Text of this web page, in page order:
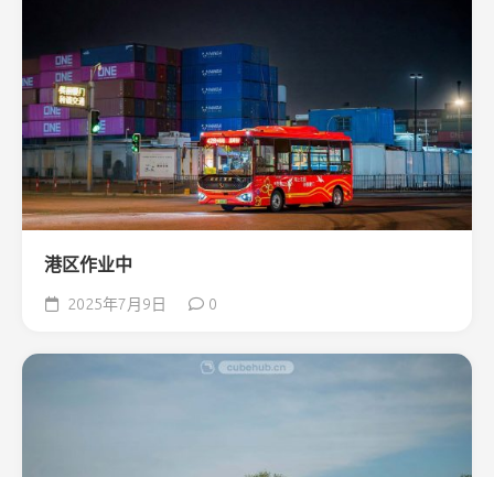
港区作业中
2025年7月9日 0